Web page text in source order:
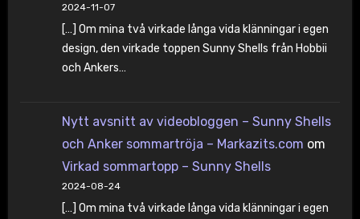
2024-11-07
[…] Om mina två virkade långa vida klänningar i egen
design, den virkade toppen Sunny Shells från Hobbii
och Ankers…
Nytt avsnitt av videobloggen – Sunny Shells
och Anker sommartröja – Markazits.com om
Virkad sommartopp – Sunny Shells
2024-08-24
[…] Om mina två virkade långa vida klänningar i egen